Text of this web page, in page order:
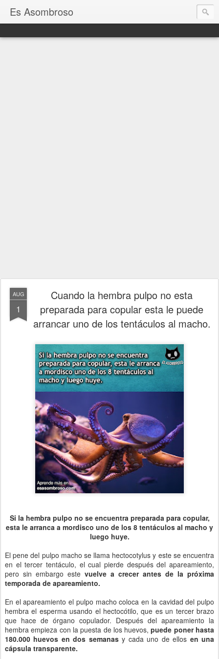
Es Asombroso
AUG
1
Cuando la hembra pulpo no esta
preparada para copular esta le puede
arrancar uno de los tentáculos al macho.
Si la hembra pulpo no se encuentra preparada para copular,
esta le arranca a mordisco uno de los 8 tentáculos al macho y
luego huye.
El pene del pulpo macho se llama hectocotylus y este se encuentra
en el tercer tentáculo, el cual pierde después del apareamiento,
pero sin embargo este vuelve a crecer antes de la próxima
temporada de apareamiento.
En el apareamiento el pulpo macho coloca en la cavidad del pulpo
hembra el esperma usando el hectocótilo, que es un tercer brazo
que hace de órgano copulador. Después del apareamiento la
hembra empieza con la puesta de los huevos,puede poner hasta
180.000 huevos en dos semanasy cada uno de ellos en una
cápsula transparente.